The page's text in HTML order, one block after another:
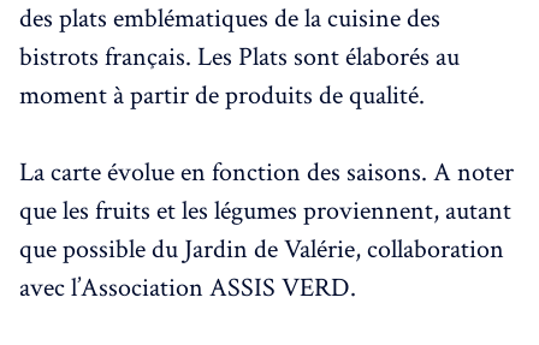
des plats emblématiques de la cuisine des
bistrots français. Les Plats sont élaborés au
moment à partir de produits de qualité.
La carte évolue en fonction des saisons. A noter
que les fruits et les légumes proviennent, autant
que possible du Jardin de Valérie, collaboration
avec l’Association ASSIS VERD.